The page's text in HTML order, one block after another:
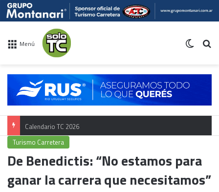
Menú
Calendario TC 2026
Turismo Carretera
De Benedictis: “No estamos para
ganar la carrera que necesitamos”